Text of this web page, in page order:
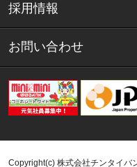
採用情報
お問い合わせ
Copyright(c) 株式会社チンタイバ